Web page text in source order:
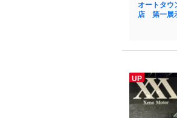
オートタ
店 第一展
UP